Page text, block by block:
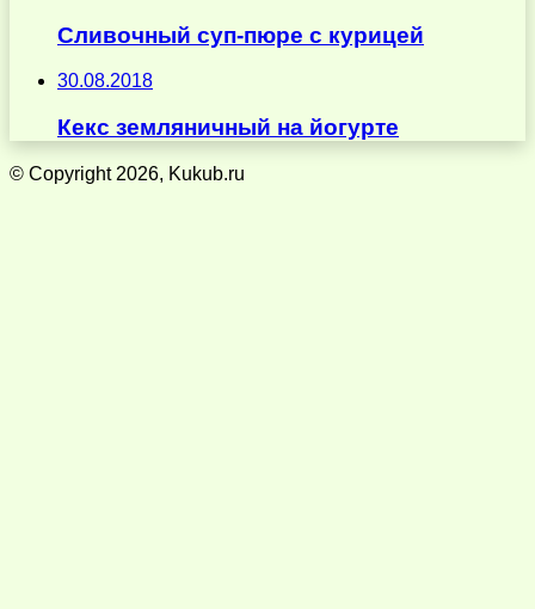
Сливочный суп-пюре с курицей
30.08.2018
Кекс земляничный на йогурте
© Copyright 2026, Kukub.ru